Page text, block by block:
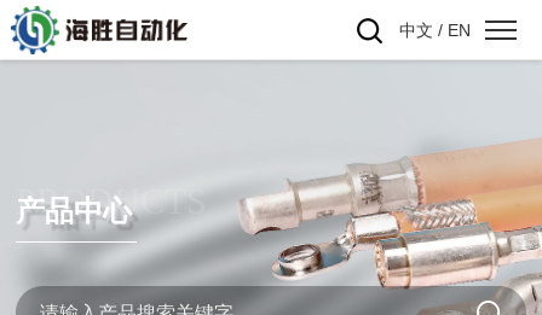
中文 / EN
PRODUCTS
产品中心